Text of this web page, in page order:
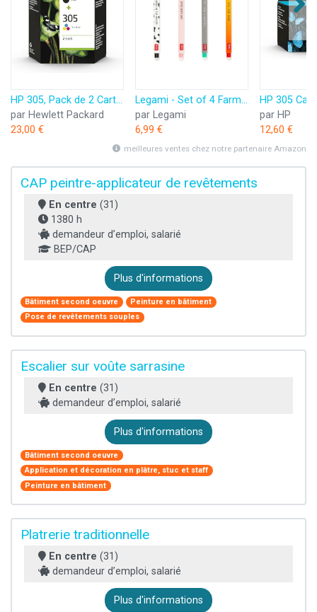
HP 305, Pack de 2 Cartouches d’Encre Originales, 6ZD17AE, Noir, Cyan, Jaune, Magenta
par Hewlett Packard
23,00 €
Legami - Set of 4 Farm Sweet Farm Erasable Gel Pens, Stylos à encre thermosensible effaçable, noir, rose, vert, rouge, efface sans consommer de feuille, pointe 0,7 mm
par Legami
6,99 €
par HP
12,60 €
meilleures ventes chez notre partenaire Amazon
CAP peintre-applicateur de revêtements
En centre (31)
1380 h
demandeur d’emploi, salarié
BEP/CAP
Plus d'informations
Bâtiment second oeuvre
Peinture en bâtiment
Pose de revêtements souples
Escalier sur voûte sarrasine
En centre (31)
demandeur d’emploi, salarié
Plus d'informations
Bâtiment second oeuvre
Application et décoration en plâtre, stuc et staff
Peinture en bâtiment
Platrerie traditionnelle
En centre (31)
demandeur d’emploi, salarié
Plus d'informations